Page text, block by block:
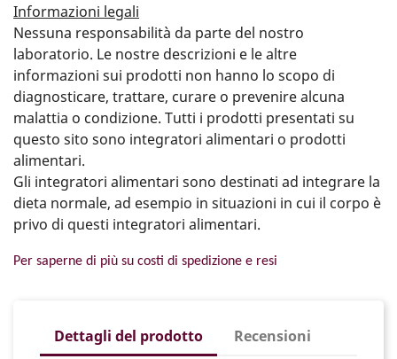
Informazioni legali
Nessuna responsabilità da parte del nostro
laboratorio. Le nostre descrizioni e le altre
informazioni sui prodotti non hanno lo scopo di
diagnosticare, trattare, curare o prevenire alcuna
malattia o condizione. Tutti i prodotti presentati su
questo sito sono integratori alimentari o prodotti
alimentari.
Gli integratori alimentari sono destinati ad integrare la
dieta normale, ad esempio in situazioni in cui il corpo è
privo di questi integratori alimentari.
Per saperne di più su costi di spedizione e resi
Dettagli del prodotto Recensioni